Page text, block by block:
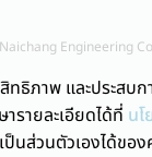
Engineering
ทธิภาพ และประสบ
ายละเอียดได้ที่ น
ป็นส่วนตัวเองได้ขอ